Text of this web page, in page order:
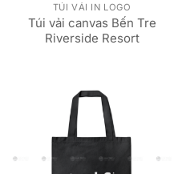
TÚI VẢI IN LOGO
Túi vải canvas Bến Tre
Riverside Resort